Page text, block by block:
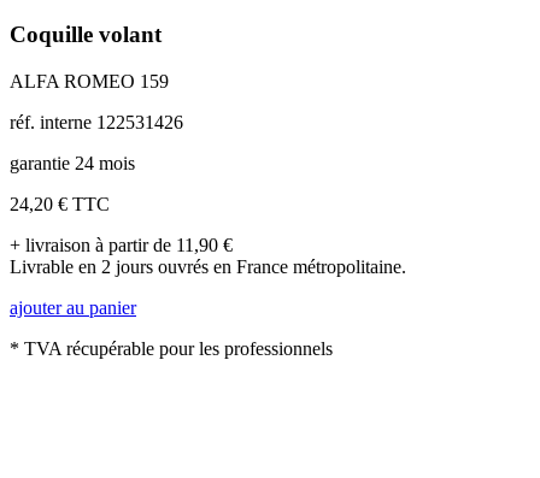
Coquille volant
ALFA ROMEO 159
réf. interne 122531426
garantie 24 mois
24,20 € TTC
+ livraison à partir de 11,90 €
Livrable en 2 jours ouvrés en France métropolitaine.
ajouter au panier
* TVA récupérable pour les professionnels